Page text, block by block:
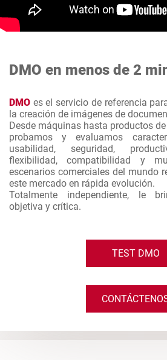
DMO en menos de 2
DMO es el servicio de referencia
la creación de imágenes de
Desde máquinas hasta productos
probamos y evaluamos
usabilidad, seguridad,
flexibilidad, compatibilidad y
escenarios comerciales del mundo
este mercado en rápida evolución.
Totalmente independiente, le
objetiva y crítica.
TEST DMO